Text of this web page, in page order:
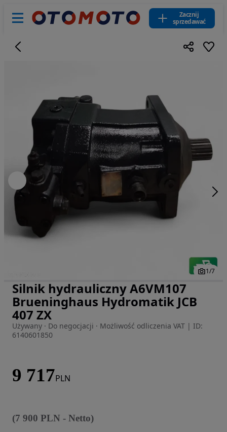
Zacznij
sprzedawać
Zdjęcie 1 z 7
1/7
Silnik hydrauliczny A6VM107
Brueninghaus Hydromatik JCB
407 ZX
Używany · Do negocjacji · Możliwość odliczenia VAT | ID:
6140601850
9 717PLN
(7 900 PLN - Netto)